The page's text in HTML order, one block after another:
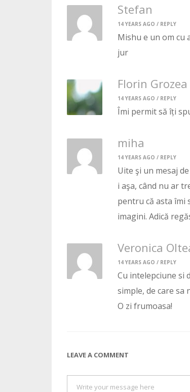
Stefan
14 YEARS AGO / REPLY
Mishu e un om cu
jur
Florin Grozea
14 YEARS AGO / REPLY
Îmi permit să îți
miha
14 YEARS AGO / REPLY
Uite şi un mesaj
i aşa, când nu ar
pentru că asta îmi
imagini. Adică
Veronica
14 YEARS AGO / REPLY
Cu intelepciune si
simple, de care sa
O zi frumoasa!
LEAVE A COMMENT